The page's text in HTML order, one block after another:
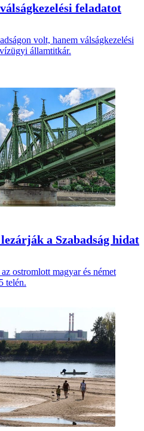
feladatot
volt, hanem válságkezelési
államtitkár.
a Szabadság hidat
ostromlott magyar és német
telén.